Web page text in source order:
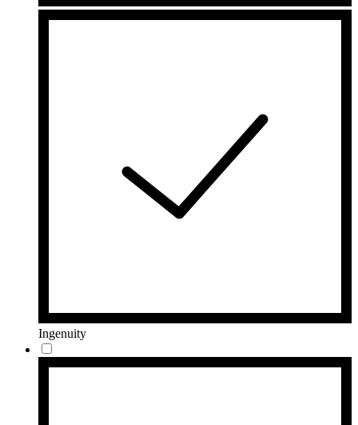
Ingenuity